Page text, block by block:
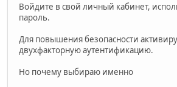
Войдите в свой личный кабинет,
пароль.
Для повышения безопасности
двухфакторную аутентификацию.
Но почему выбираю именно